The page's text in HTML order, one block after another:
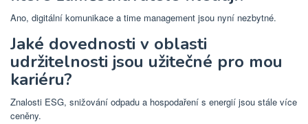
Ano, digitální komunikace a time management jsou nyní nezbytné.
Jaké dovednosti v oblasti
udržitelnosti jsou užitečné pro mou
kariéru?
Znalosti ESG, snižování odpadu a hospodaření s energií jsou stále více
ceněny.